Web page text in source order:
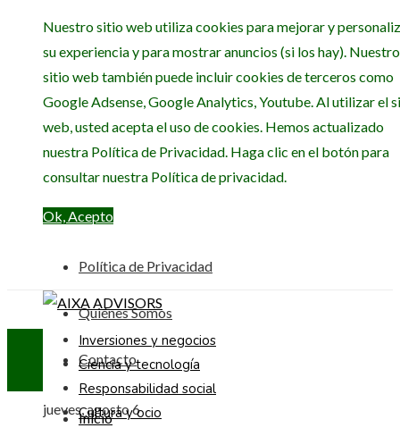
Nuestro sitio web utiliza cookies para mejorar y
su experiencia y para mostrar anuncios (si los hay). Nuestro
sitio web también puede incluir cookies de terceros como
Google Adsense, Google Analytics, Youtube. Al utilizar el
web, usted acepta el uso de cookies. Hemos actualizado
nuestra Política de Privacidad. Haga clic en el botón para
consultar nuestra Política de privacidad.
Ok, Acepto
Política de Privacidad
Quiénes Somos
Contacto
jueves, agosto 6
Inversiones y negocios
Ciencia y tecnología
Responsabilidad social
Cultura y ocio
Inicio